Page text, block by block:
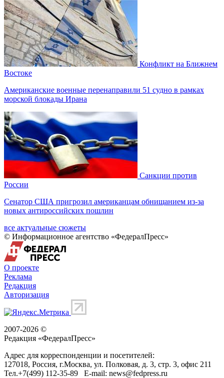
Конфликт на Ближнем
Востоке
Американские военные перенаправили 51 судно в рамках
морской блокады Ирана
Санкции против
России
Сенатор США пригрозил американцам обнищанием из-за
новых антироссийских пошлин
все актуальные сюжеты
© Информационное агентство «ФедералПресс»
О проекте
Реклама
Редакция
Авторизация
2007-2026 ©
Редакция «ФедералПресс»
Адрес для корреспонденции и посетителей:
127018, Россия, г.Москва, ул. Полковая, д. 3, стр. 3, офис 211
Тел.+7(499) 112-35-89 E-mail: news@fedpress.ru